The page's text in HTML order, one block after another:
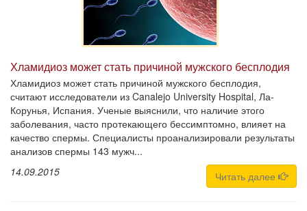
Хламидиоз может стать причиной мужского бесплодия
Хламидиоз может стать причиной мужского бесплодия,
считают исследователи из Canalejo University Hospital, Ла-
Корунья, Испания. Ученые выяснили, что наличие этого
заболевания, часто протекающего бессимптомно, влияет на
качество спермы. Специалисты проанализировали результаты
анализов спермы 143 мужч...
14.09.2015
Читать далее